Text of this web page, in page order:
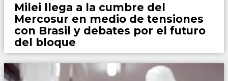
Milei llega a la cumbre del
Mercosur en medio de tensiones
con Brasil y debates por el futuro
del bloque